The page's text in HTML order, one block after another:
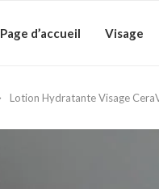
Page d’accueil Visage
Lotion Hydratante Visage